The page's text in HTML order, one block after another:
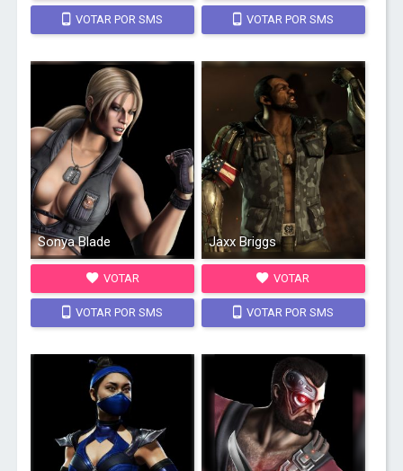
VOTAR POR SMS VOTAR POR SMS
Sonya Blade
VOTAR
VOTAR POR SMS
Jaxx Briggs
VOTAR
VOTAR POR SMS